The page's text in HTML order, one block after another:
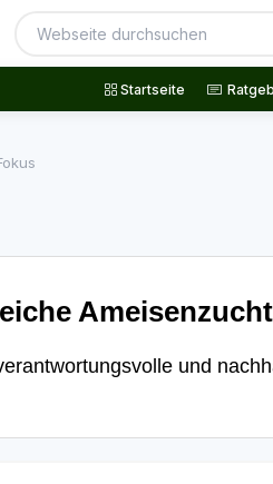
Startseite
und